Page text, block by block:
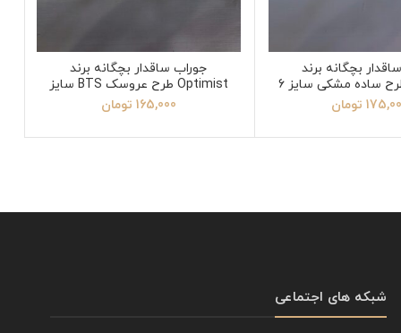
بچگانه برند
تومان
جوراب ساقدار بچگانه برند
Optimist طرح عروسک BTS سایز
4
165,000 تومان
شبکه های اجتماعی